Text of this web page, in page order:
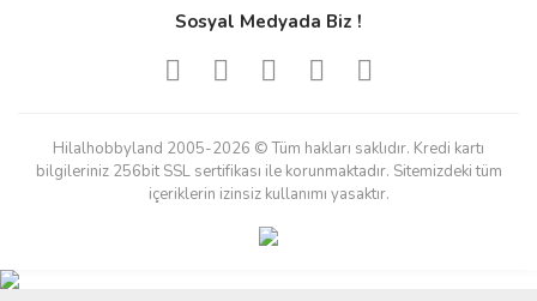
Sosyal Medyada Biz !
Hilalhobbyland 2005-2026 © Tüm hakları saklıdır. Kredi kartı
bilgileriniz 256bit SSL sertifikası ile korunmaktadır. Sitemizdeki tüm
içeriklerin izinsiz kullanımı yasaktır.